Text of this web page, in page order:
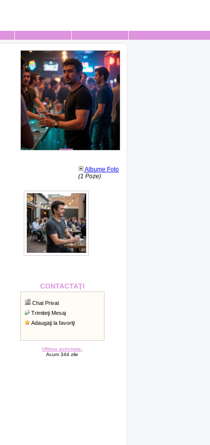
Albume Foto
(1 Poze)
CONTACTAŢI
Chat Privat
Trimiteţi Mesaj
Adaugaţi la favoriţi
Ultima activitate:
Acum 344 zile